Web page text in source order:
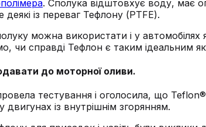
. Сполука відштовхує воду, має
із переваг Тефлону (PTFE).
можна використати і у
чи справді Тефлон є таким ідеальним
до моторної оливи.
тестування і оголосила, що
із внутрішнім згорянням.